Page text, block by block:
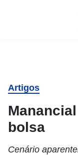
Artigos
bolsa
Cenário